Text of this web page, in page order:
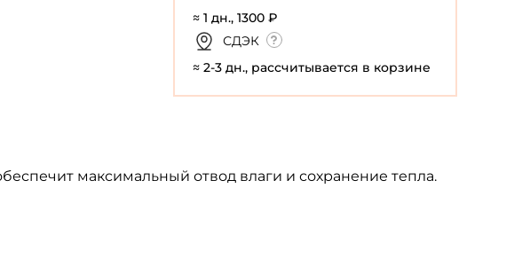
≈ 1 дн., 1300 ₽
СДЭК
≈ 2-3 дн., рассчитывается в корзине
максимальный отвод влаги и сохранение тепла.